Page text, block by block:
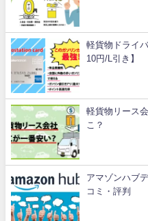
軽貨物ドライ
10円/L引き】
軽貨物リース
こ？
アマゾンハブ
コミ・評判